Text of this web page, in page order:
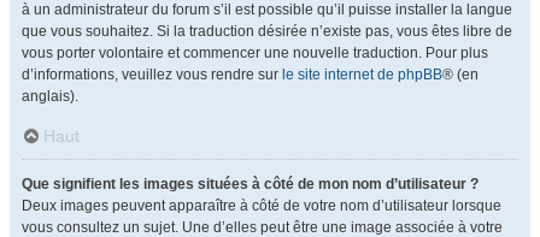
à un administrateur du forum s’il est possible qu’il puisse installer la langue
que vous souhaitez. Si la traduction désirée n’existe pas, vous êtes libre de
vous porter volontaire et commencer une nouvelle traduction. Pour plus
d’informations, veuillez vous rendre sur le site internet de phpBB® (en
anglais).
Haut
Que signifient les images situées à côté de mon nom d’utilisateur ?
Deux images peuvent apparaître à côté de votre nom d’utilisateur lorsque
vous consultez un sujet. Une d’elles peut être une image associée à votre